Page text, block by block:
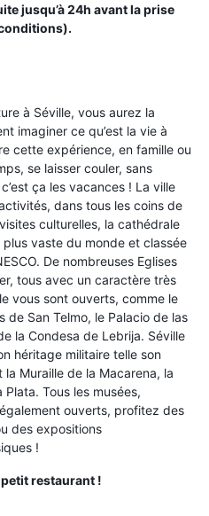
jusqu’à 24h avant la prise
à Séville, vous aurez la
imaginer ce qu’est la vie à
cette expérience, en famille ou
se laisser couler, sans
ça les vacances ! La ville
dans tous les coins de
culturelles, la cathédrale
vaste du monde et classée
De nombreuses Eglises
tous avec un caractère très
vous sont ouverts, comme le
de San Telmo, le Palacio de las
la Condesa de Lebrija. Séville
héritage militaire telle son
Muraille de la Macarena, la
Tous les musées,
ouverts, profitez des
des expositions
!
restaurant !